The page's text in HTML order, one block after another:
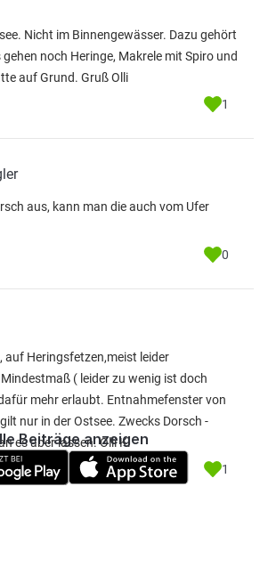
Nicht im Binnengewässer. Dazu gehört
gehen noch Heringe, Makrele mit Spiro und
auf Grund. Gruß Olli
1
aus, kann man die auch vom Ufer
0
auf Heringsfetzen,meist leider
( leider zu wenig ist doch
mehr erlaubt. Entnahmefenster von
nur in der Ostsee. Zwecks Dorsch -
es aber lassen. Olli K.
1
Beiträge anzeigen